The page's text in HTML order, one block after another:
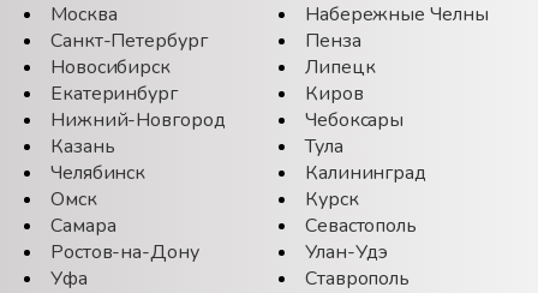
Москва
Санкт-Петербург
Новосибирск
Екатеринбург
Нижний-Новгород
Казань
Челябинск
Омск
Самара
Ростов-на-Дону
Уфа
Набережные Челны
Пенза
Липецк
Киров
Чебоксары
Тула
Калининград
Курск
Севастополь
Улан-Удэ
Ставрополь